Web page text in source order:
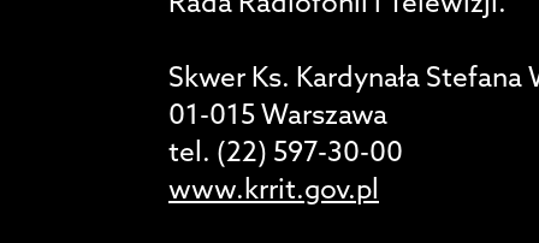
Skwer Ks. Kardynała
01-015 Warszawa
tel. (22) 597-30-00
www.krrit.gov.pl